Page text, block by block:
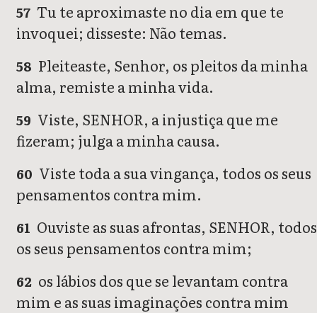
57 Tu te aproximaste no dia em que te
invoquei; disseste: Não temas.
58 Pleiteaste, Senhor, os pleitos da minha
alma, remiste a minha vida.
59 Viste, SENHOR, a injustiça que me
fizeram; julga a minha causa.
60 Viste toda a sua vingança, todos os seus
pensamentos contra mim.
61 Ouviste as suas afrontas, SENHOR, todos
os seus pensamentos contra mim;
62 os lábios dos que se levantam contra
mim e as suas imaginações contra mim